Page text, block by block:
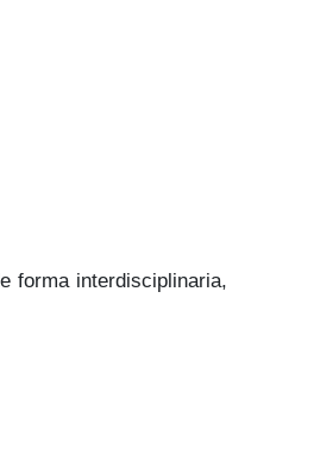
forma interdisciplinaria,